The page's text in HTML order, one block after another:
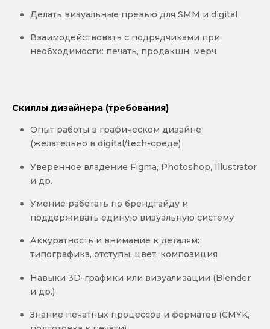
Делать визуальные превью для SMM и digital
Взаимодействовать с подрядчиками при
необходимости: печать, продакшн, мерч
Скиллы дизайнера (требования)
Опыт работы в графическом дизайне
(желательно в digital/tech-среде)
Уверенное владение Figma, Photoshop, Illustrator
и др.
Умение работать по брендгайду и
поддерживать единую визуальную систему
Аккуратность и внимание к деталям:
типографика, отступы, цвет, композиция
Навыки 3D-графики или визуализации (Blender
и др.)
Знание печатных процессов и форматов (CMYK,